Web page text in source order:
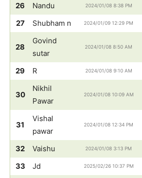
26
Nandu 2024/01/08 8:38 PM
27
Shubham n 2024/01/09 12:29 PM
28
Govind
sutar
2024/01/08 8:50 AM
29 R 2024/01/08 9:10 AM
30
Nikhil
Pawar
2024/01/08 10:09 AM
31
Vishal
pawar
2024/01/08 12:34 PM
32 Vaishu 2024/01/08 3:13 PM
33
Jd 2025/02/26 10:37 PM